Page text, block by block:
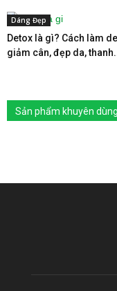
Dáng Đẹp
Detox là gì? Cách làm
giảm cân, đẹp da,
Sản phẩm khuyên dùng